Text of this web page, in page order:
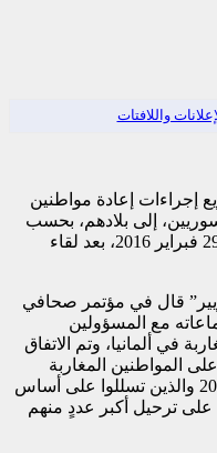
واللافتات
إجراءات إعادة مواطنين
سوريين، إلى بلادهم، بحسب
ما أعلن وزير الداخلية الألماني، الاثنين 29 فبراير 2016، بعد لقاء
قال في مؤتمر صحافي
مع المسؤولين
في ألمانيا، وتم الاتفاق
المواطنين المغاربة
الذين جاؤوا خصيصاً لألمانيا في عام 2015 والذين تسللوا على أساس
على ترحيل أكبر عددٍ منهم